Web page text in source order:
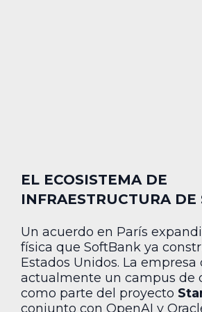
EL ECOSISTEMA DE
INFRAESTRUCTURA
Un acuerdo en París
física que SoftBank ya
Estados Unidos. La empresa
actualmente un campus de
como parte del proyecto
conjunto con OpenAI y